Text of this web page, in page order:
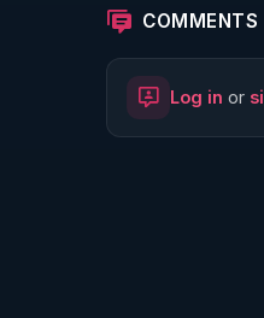
🌱 LE
http://rgnr.li/
COMMENTS
Log in or